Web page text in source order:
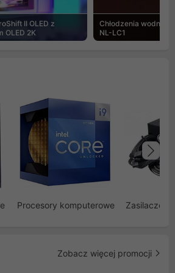
II OLED z
OLED 2K
Chłodzenia wodne
NL-LC1
Procesory komputerowe Zasilacze
Zobacz więcej promocji